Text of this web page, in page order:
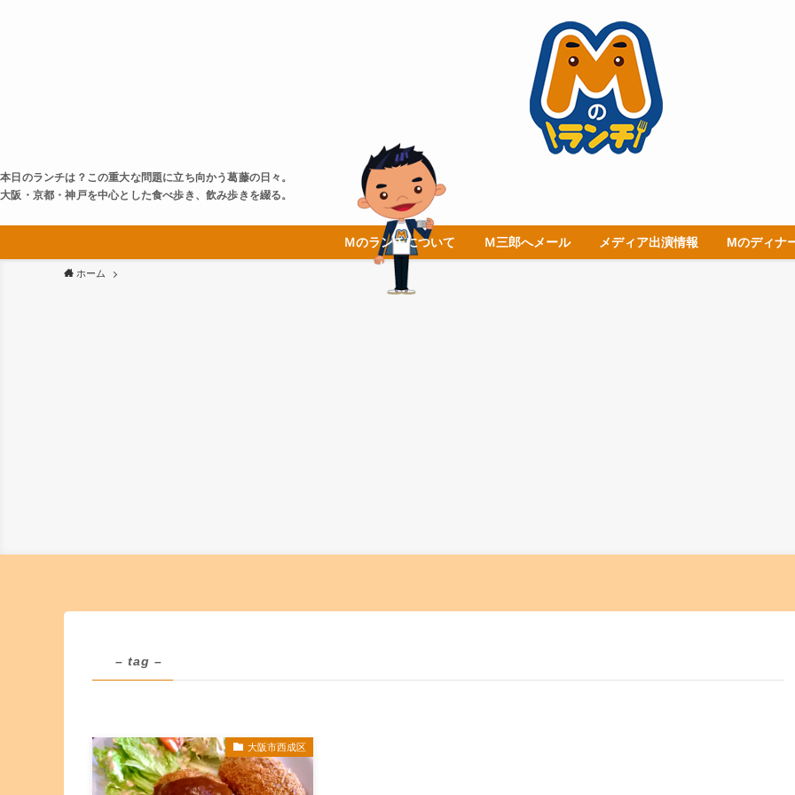
本日のランチは？この重大な問題に立ち向かう葛藤の日々。
大阪・京都・神戸を中心とした食べ歩き、飲み歩きを綴る。
Ｍのランチについて Ｍ三郎へメール メディア出演情報 Mのディナ
ホーム
– tag –
大阪市西成区